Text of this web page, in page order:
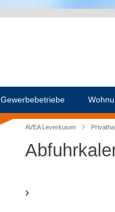
Gewerbebetriebe
AVEA Leverkusen
›